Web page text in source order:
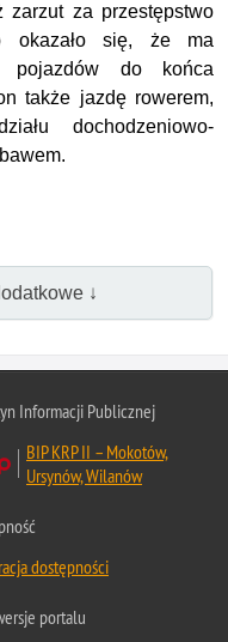
zarzut za przestępstwo
okazało się, że ma
pojazdów do końca
także jazdę rowerem,
dochodzeniowo-
↓
Informacji Publicznej
BIP KRP II – Mokotów,
Ursynów, Wilanów
dostępności
portalu